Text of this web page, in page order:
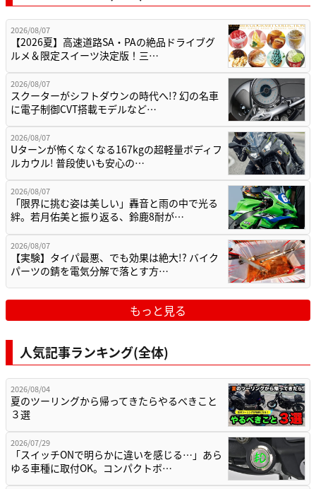
2026/08/07
【2026夏】高速道路SA・PAの絶品ドライブグ
ルメ＆限定スイーツ決定版！三…
2026/08/07
スクーターがシフトダウンの時代へ!? 幻の名車
に電子制御CVT搭載モデルなど…
2026/08/07
Uターンが怖くなくなる167kgの超軽量ボディフ
ルカウル! 普段使いも安心の…
2026/08/07
「限界に挑む姿は美しい」轟音と雨の中で光る
絆。若月佑美と振り返る、鈴鹿8耐が…
2026/08/07
【実験】タイパ最悪、でも効果は絶大!? バイク
パーツの錆を電気分解で落とす方…
もっと見る
人気記事ランキング(全体)
2026/08/04
夏のツーリングから帰ってきたらやるべきこと
３選
2026/07/29
「スイッチONで明らかに違いを感じる…」あら
ゆる車種に取付OK。コンパクトボ…